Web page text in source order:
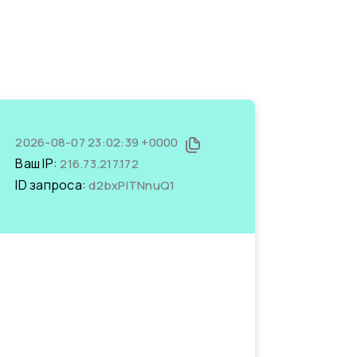
2026-08-07 23:02:39 +0000
Ваш IP:216.73.217.172
ID запроса:d2bxPITNnuQ1